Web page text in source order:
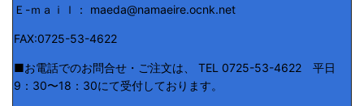
Ｅ-ｍａｉｌ： maeda@namaeire.ocnk.net
FAX:0725-53-4622
■お電話でのお問合せ・ご注文は、 TEL 0725-53-4622 平日
9：30〜18：30にて受付しております。